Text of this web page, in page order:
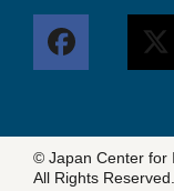
© Japan Center for
All Rights Reserved.